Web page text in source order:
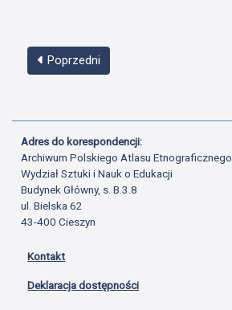
Poprzedni
Adres do korespondencji:
Archiwum Polskiego Atlasu Etnograficznego
Wydział Sztuki i Nauk o Edukacji
Budynek Główny, s. B.3.8
ul. Bielska 62
43-400 Cieszyn
Kontakt
Deklaracja dostępności